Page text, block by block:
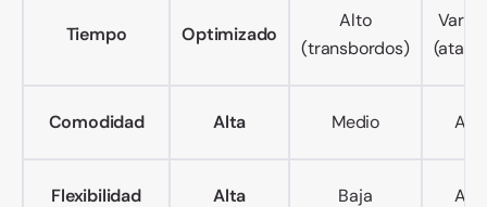
Tiempo Optimizado
Alto
(transbordos)
Comodidad Alta Medio Alto
Flexibilidad Alta Baja Alta